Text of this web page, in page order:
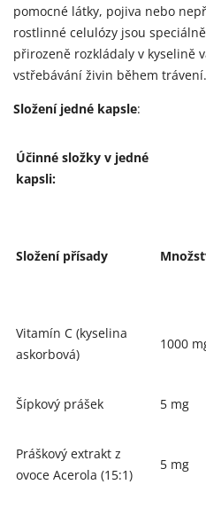
pomocné látky, pojiva nebo
rostlinné celulózy jsou
přirozeně rozkládaly v kyselině
vstřebávání živin během trávení.
Složení jedné kapsle:
Účinné složky v jedné
kapsli:
Složení přísady
Vitamín C (kyselina
askorbová)
1000
Šípkový prášek 5 mg
Práškový extrakt z
ovoce Acerola (15:1)
5 mg